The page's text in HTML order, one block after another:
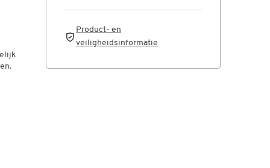
Product- en
veiligheidsinformatie